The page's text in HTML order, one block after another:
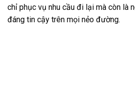
chỉ phục vụ nhu cầu đi lại mà còn là
đáng tin cậy trên mọi nẻo đường.